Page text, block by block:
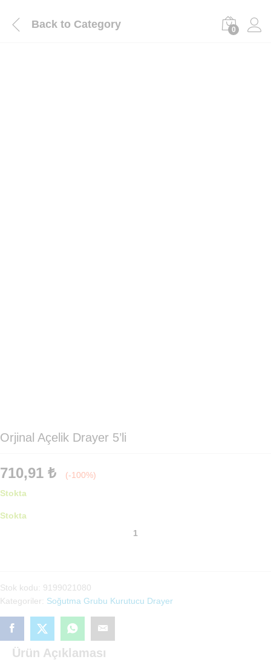
Back to Category 0
Orjinal Açelik Drayer 5’li
710,91 ₺
(-100%)
Stokta
Stokta
Stok kodu: 9199021080
Kategoriler: Soğutma Grubu Kurutucu Drayer
Ürün Açıklaması